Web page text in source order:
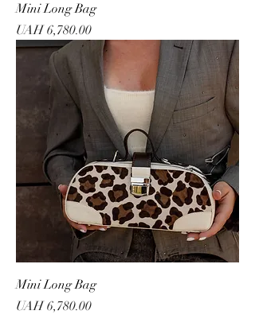
Mini Long Bag
Price
UAH 6,780.00
Mini Long Bag
Price
UAH 6,780.00